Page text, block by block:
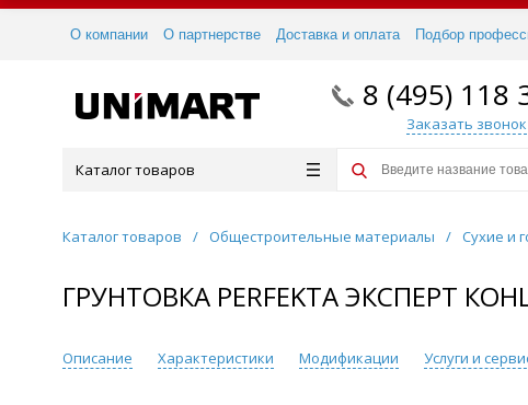
О компании О партнерстве Доставка и оплата Подбор
8 (495) 118
Заказать звонок
Каталог товаров
Каталог товаров / Общестроительные материалы / Сухие и
ГРУНТОВКА PERFEKTA ЭКСПЕРТ
Описание Характеристики Модификации Услуги и